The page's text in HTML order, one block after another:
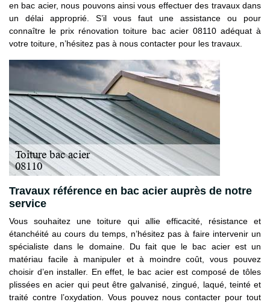
en bac acier, nous pouvons ainsi vous effectuer des travaux dans
un délai approprié. S’il vous faut une assistance ou pour
connaître le prix rénovation toiture bac acier 08110 adéquat à
votre toiture, n’hésitez pas à nous contacter pour les travaux.
Travaux référence en bac acier auprès de notre
service
Vous souhaitez une toiture qui allie efficacité, résistance et
étanchéité au cours du temps, n’hésitez pas à faire intervenir un
spécialiste dans le domaine. Du fait que le bac acier est un
matériau facile à manipuler et à moindre coût, vous pouvez
choisir d’en installer. En effet, le bac acier est composé de tôles
plissées en acier qui peut être galvanisé, zingué, laqué, teinté et
traité contre l’oxydation. Vous pouvez nous contacter pour tout